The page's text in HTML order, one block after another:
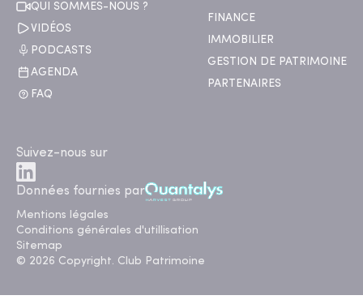
QUI SOMMES-NOUS ?
VIDÉOS
PODCASTS
AGENDA
FAQ
FINANCE
IMMOBILIER
GESTION DE PATRIMOINE
PARTENAIRES
Suivez-nous sur
Données fournies par
Mentions légales
Conditions générales d'utillisation
Sitemap
© 2026 Copyright. Club Patrimoine